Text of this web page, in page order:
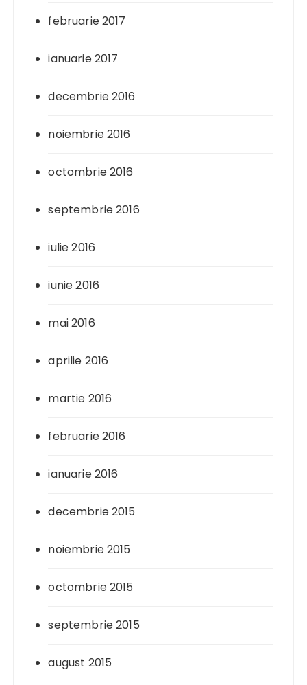
februarie 2017
ianuarie 2017
decembrie 2016
noiembrie 2016
octombrie 2016
septembrie 2016
iulie 2016
iunie 2016
mai 2016
aprilie 2016
martie 2016
februarie 2016
ianuarie 2016
decembrie 2015
noiembrie 2015
octombrie 2015
septembrie 2015
august 2015